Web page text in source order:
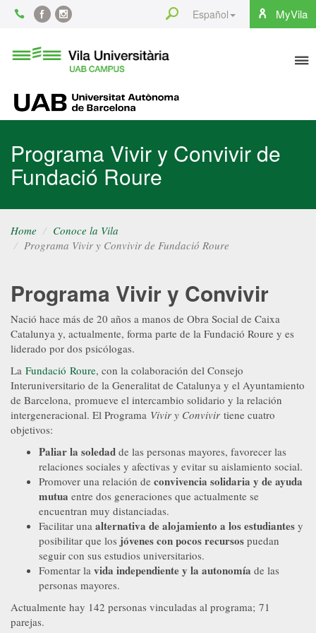
Content FacebookInstagram MyVila
Español
Search
Universitària
UAB
Programa Vivir y Convivir de
Fundació Roure
Home
Conoce la Vila
Programa Vivir y Convivir de Fundació Roure
Programa Vivir y Convivir
Nació hace más de 20 años a manos de Obra Social de Caixa
Catalunya y, actualmente, forma parte de la Fundació Roure y es
liderado por dos psicólogas.
La Fundació Roure, con la colaboración del Consejo
Interuniversitario de la Generalitat de Catalunya y el Ayuntamiento
de Barcelona, promueve el intercambio solidario y la relación
intergeneracional. El Programa Vivir y Convivir tiene cuatro
objetivos:
Paliar la soledad de las personas mayores, favorecer las
relaciones sociales y afectivas y evitar su aislamiento social.
Promover una relación de convivencia solidaria y de ayuda
mutua entre dos generaciones que actualmente se
encuentran muy distanciadas.
Facilitar una alternativa de alojamiento a los estudiantes y
posibilitar que los jóvenes con pocos recursos puedan
seguir con sus estudios universitarios.
Fomentar la vida independiente y la autonomía de las
personas mayores.
Actualmente hay 142 personas vinculadas al programa; 71
parejas.